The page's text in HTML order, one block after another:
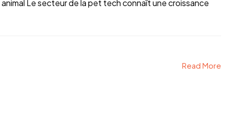
Le secteur de la pet tech connaît une croissance
Read More